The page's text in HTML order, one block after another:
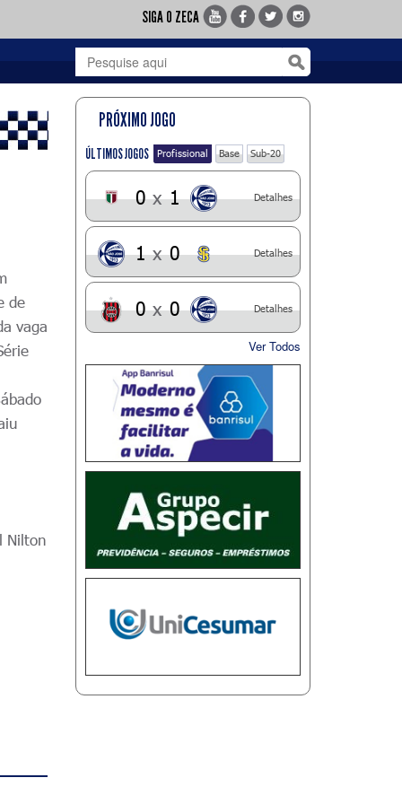
SIGA O ZECA
de
vaga
Nilton
PRÓXIMO JOGO
ÚLTIMOS JOGOS Profissional Base Sub-20
0 x 1 Detalhes
1 x 0 Detalhes
0 x 0 Detalhes
Ver Todos